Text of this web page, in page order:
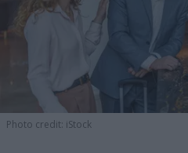
Photo credit: iStock